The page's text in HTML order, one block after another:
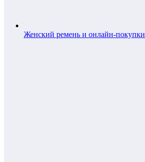
Женский ремень и онлайн-покупки